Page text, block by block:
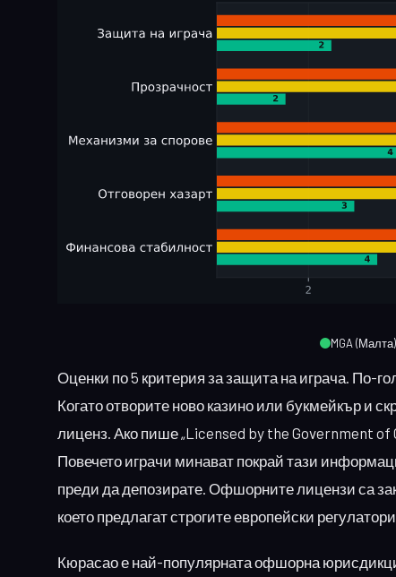
MGA (Малта)
Оценки по 5 критерия за защита на играча.
Когато отворите ново казино или букмейкър и
лиценз. Ако пише „Licensed by the Government of
Повечето играчи минават покрай тази
преди да депозирате. Офшорните лицензи са
което предлагат строгите европейски регулатори.
Кюрасао е най-популярната офшорна